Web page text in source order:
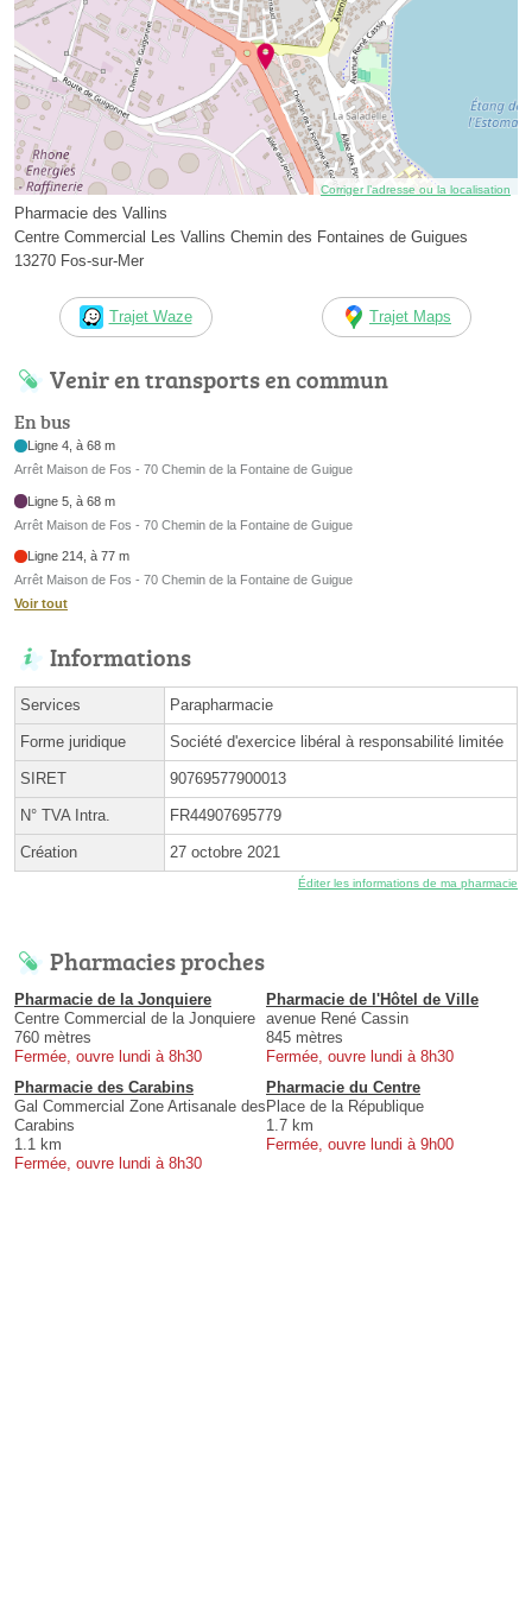
Corriger l’adresse ou la localisation
Pharmacie des Vallins
Centre Commercial Les Vallins Chemin des Fontaines de Guigues
13270 Fos-sur-Mer
Trajet Waze Trajet Maps
Venir en transports en commun
En bus
Ligne 4, à 68 m
Arrêt Maison de Fos - 70 Chemin de la Fontaine de Guigue
Ligne 5, à 68 m
Arrêt Maison de Fos - 70 Chemin de la Fontaine de Guigue
Ligne 214, à 77 m
Arrêt Maison de Fos - 70 Chemin de la Fontaine de Guigue
Voir tout
Informations
Services Parapharmacie
Forme juridique Société d'exercice libéral à responsabilité limitée
SIRET 90769577900013
N° TVA Intra. FR44907695779
Création 27 octobre 2021
Éditer les informations de ma pharmacie
Pharmacies proches
Pharmacie de la Jonquiere
Centre Commercial de la Jonquiere
760 mètres
Fermée, ouvre lundi à 8h30
Pharmacie de l'Hôtel de Ville
avenue René Cassin
845 mètres
Fermée, ouvre lundi à 8h30
Pharmacie des Carabins
Gal Commercial Zone Artisanale des
Carabins
1.1 km
Fermée, ouvre lundi à 8h30
Pharmacie du Centre
Place de la République
1.7 km
Fermée, ouvre lundi à 9h00